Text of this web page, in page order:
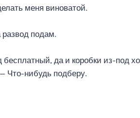
меня виноватой.
подам.
да и коробки из-под
Что-нибудь подберу.